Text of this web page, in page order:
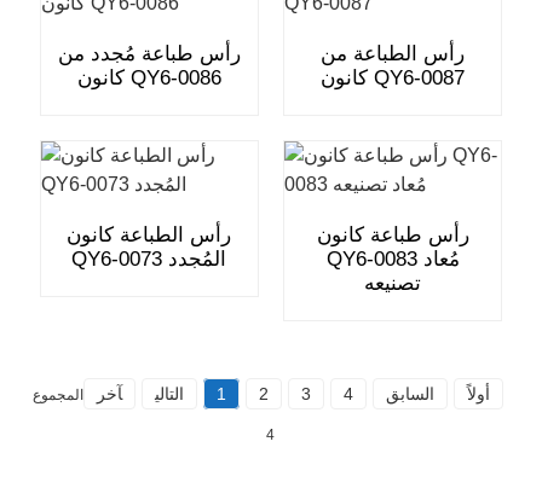
رأس طباعة مُجدد من
كانون QY6-0086
رأس الطباعة من
كانون QY6-0087
رأس الطباعة كانون
QY6-0073 المُجدد
رأس طباعة كانون
QY6-0083 مُعاد
تصنيعه
أولاً السابق 1 2 3 4 التالي آخر المجموع
4